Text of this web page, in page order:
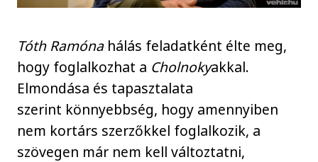
Tóth Ramónahálás feladatként élte meg,
hogy foglalkozhat a Cholnokyakkal.
Elmondása és tapasztalata
szerint könnyebbség, hogy amennyiben
nem kortárs szerzőkkel foglalkozik, a
szövegen már nem kell változtatni,